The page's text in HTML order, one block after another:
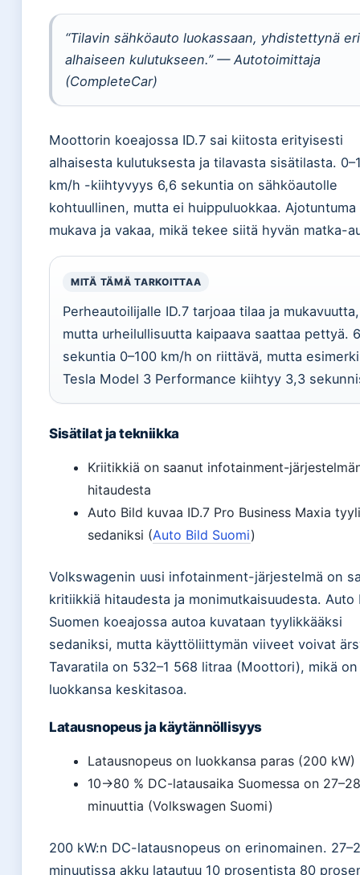
“Tilavin sähköauto luokassaan, yhdistettynä
alhaiseen kulutukseen.” — Autotoimittaja
(CompleteCar)
Moottorin koeajossa ID.7 sai kiitosta erityisesti
alhaisesta kulutuksesta ja tilavasta sisätilasta.
km/h -kiihtyvyys 6,6 sekuntia on sähköautolle
kohtuullinen, mutta ei huippuluokkaa. Ajotuntuma
mukava ja vakaa, mikä tekee siitä hyvän matka-
MITÄ TÄMÄ TARKOITTAA
Perheautoilijalle ID.7 tarjoaa tilaa ja mukavuutta,
mutta urheilullisuutta kaipaava saattaa pettyä.
sekuntia 0–100 km/h on riittävä, mutta
Tesla Model 3 Performance kiihtyy 3,3
Sisätilat ja tekniikka
Kriitikkiä on saanut infotainment-
hitaudesta
Auto Bild kuvaa ID.7 Pro Business Maxia
sedaniksi (Auto Bild Suomi)
Volkswagenin uusi infotainment-järjestelmä on
kritiikkiä hitaudesta ja monimutkaisuudesta. Auto
Suomen koeajossa autoa kuvataan tyylikkääksi
sedaniksi, mutta käyttöliittymän viiveet voivat
Tavaratila on 532–1 568 litraa (Moottori), mikä on
luokkansa keskitasoa.
Latausnopeus ja käytännöllisyys
Latausnopeus on luokkansa paras (200 kW)
10→80 % DC-latausaika Suomessa on 27–28
minuuttia (Volkswagen Suomi)
200 kW:n DC-latausnopeus on erinomainen.
minuutissa akku latautuu 10 prosentista 80